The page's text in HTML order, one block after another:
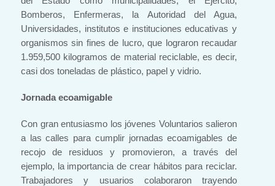
Bomberos, Enfermeras, la Autoridad del Agua,
Universidades, institutos e instituciones educativas y
organismos sin fines de lucro, que lograron recaudar
1.959,500 kilogramos de material reciclable, es decir,
casi dos toneladas de plástico, papel y vidrio.
Jornada ecoamigable
Con gran entusiasmo los jóvenes Voluntarios salieron
a las calles para cumplir jornadas ecoamigables de
recojo de residuos y promovieron, a través del
ejemplo, la importancia de crear hábitos para reciclar.
Trabajadores y usuarios colaboraron trayendo